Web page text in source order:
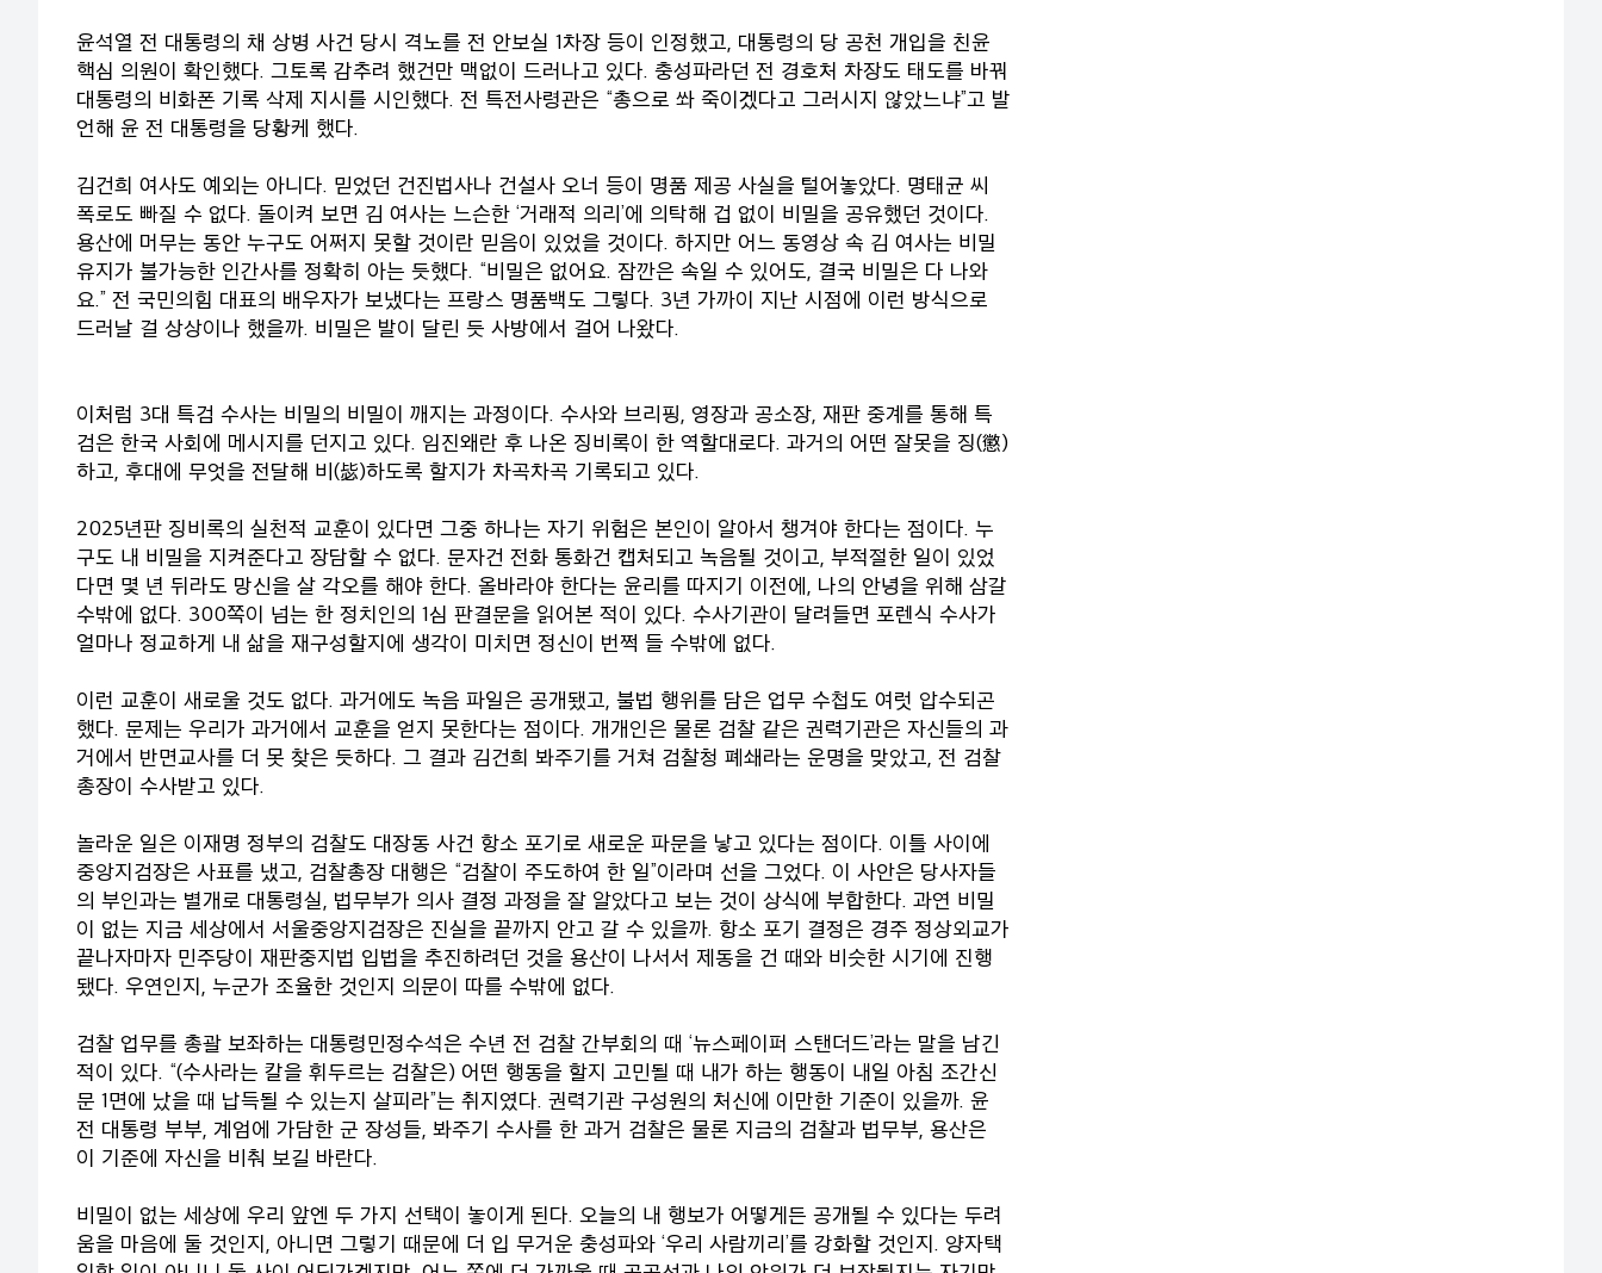
윤석열 전 대통령의 채 상병 사건 당시 격노를 전 안보실 1차장 등이 인정했고, 대통령의 당 공천 개입을 친윤
핵심 의원이 확인했다. 그토록 감추려 했건만 맥없이 드러나고 있다. 충성파라던 전 경호처 차장도 태도를 바꿔
대통령의 비화폰 기록 삭제 지시를 시인했다. 전 특전사령관은 “총으로 쏴 죽이겠다고 그러시지 않았느냐”고 발
언해 윤 전 대통령을 당황케 했다.
김건희 여사도 예외는 아니다. 믿었던 건진법사나 건설사 오너 등이 명품 제공 사실을 털어놓았다. 명태균 씨
폭로도 빠질 수 없다. 돌이켜 보면 김 여사는 느슨한 ‘거래적 의리’에 의탁해 겁 없이 비밀을 공유했던 것이다.
용산에 머무는 동안 누구도 어쩌지 못할 것이란 믿음이 있었을 것이다. 하지만 어느 동영상 속 김 여사는 비밀
유지가 불가능한 인간사를 정확히 아는 듯했다. “비밀은 없어요. 잠깐은 속일 수 있어도, 결국 비밀은 다 나와
요.” 전 국민의힘 대표의 배우자가 보냈다는 프랑스 명품백도 그렇다. 3년 가까이 지난 시점에 이런 방식으로
드러날 걸 상상이나 했을까. 비밀은 발이 달린 듯 사방에서 걸어 나왔다.
이처럼 3대 특검 수사는 비밀의 비밀이 깨지는 과정이다. 수사와 브리핑, 영장과 공소장, 재판 중계를 통해 특
검은 한국 사회에 메시지를 던지고 있다. 임진왜란 후 나온 징비록이 한 역할대로다. 과거의 어떤 잘못을 징(懲)
하고, 후대에 무엇을 전달해 비(毖)하도록 할지가 차곡차곡 기록되고 있다.
2025년판 징비록의 실천적 교훈이 있다면 그중 하나는 자기 위험은 본인이 알아서 챙겨야 한다는 점이다. 누
구도 내 비밀을 지켜준다고 장담할 수 없다. 문자건 전화 통화건 캡처되고 녹음될 것이고, 부적절한 일이 있었
다면 몇 년 뒤라도 망신을 살 각오를 해야 한다. 올바라야 한다는 윤리를 따지기 이전에, 나의 안녕을 위해 삼갈
수밖에 없다. 300쪽이 넘는 한 정치인의 1심 판결문을 읽어본 적이 있다. 수사기관이 달려들면 포렌식 수사가
얼마나 정교하게 내 삶을 재구성할지에 생각이 미치면 정신이 번쩍 들 수밖에 없다.
이런 교훈이 새로울 것도 없다. 과거에도 녹음 파일은 공개됐고, 불법 행위를 담은 업무 수첩도 여럿 압수되곤
했다. 문제는 우리가 과거에서 교훈을 얻지 못한다는 점이다. 개개인은 물론 검찰 같은 권력기관은 자신들의 과
거에서 반면교사를 더 못 찾은 듯하다. 그 결과 김건희 봐주기를 거쳐 검찰청 폐쇄라는 운명을 맞았고, 전 검찰
총장이 수사받고 있다.
놀라운 일은 이재명 정부의 검찰도 대장동 사건 항소 포기로 새로운 파문을 낳고 있다는 점이다. 이틀 사이에
중앙지검장은 사표를 냈고, 검찰총장 대행은 “검찰이 주도하여 한 일”이라며 선을 그었다. 이 사안은 당사자들
의 부인과는 별개로 대통령실, 법무부가 의사 결정 과정을 잘 알았다고 보는 것이 상식에 부합한다. 과연 비밀
이 없는 지금 세상에서 서울중앙지검장은 진실을 끝까지 안고 갈 수 있을까. 항소 포기 결정은 경주 정상외교가
끝나자마자 민주당이 재판중지법 입법을 추진하려던 것을 용산이 나서서 제동을 건 때와 비슷한 시기에 진행
됐다. 우연인지, 누군가 조율한 것인지 의문이 따를 수밖에 없다.
검찰 업무를 총괄 보좌하는 대통령민정수석은 수년 전 검찰 간부회의 때 ‘뉴스페이퍼 스탠더드’라는 말을 남긴
적이 있다. “(수사라는 칼을 휘두르는 검찰은) 어떤 행동을 할지 고민될 때 내가 하는 행동이 내일 아침 조간신
문 1면에 났을 때 납득될 수 있는지 살피라”는 취지였다. 권력기관 구성원의 처신에 이만한 기준이 있을까. 윤
전 대통령 부부, 계엄에 가담한 군 장성들, 봐주기 수사를 한 과거 검찰은 물론 지금의 검찰과 법무부, 용산은
이 기준에 자신을 비춰 보길 바란다.
비밀이 없는 세상에 우리 앞엔 두 가지 선택이 놓이게 된다. 오늘의 내 행보가 어떻게든 공개될 수 있다는 두려
움을 마음에 둘 것인지, 아니면 그렇기 때문에 더 입 무거운 충성파와 ‘우리 사람끼리’를 강화할 것인지. 양자택